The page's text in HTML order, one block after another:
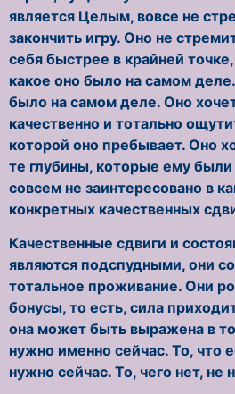
является Целым, вовсе не
закончить игру. Оно не
себя быстрее в крайней
какое оно было на самом
было на самом деле. Оно
качественно и тотально
которой оно пребывает. Оно
те глубины, которые ему
совсем не заинтересовано в
конкретных качественных
Качественные сдвиги и
являются подспудными, они
тотальное проживание. Они
бонусы, то есть, сила
она может быть выражена в
нужно именно сейчас. То, что
нужно сейчас. То, чего нет, не